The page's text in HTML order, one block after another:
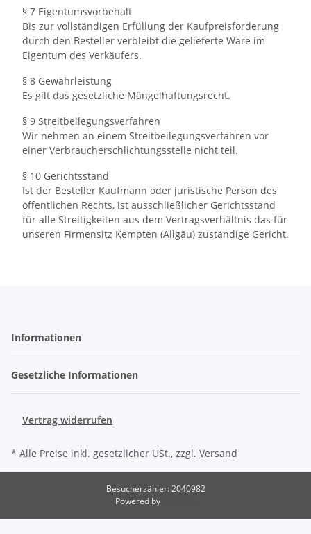
§ 7 Eigentumsvorbehalt
Bis zur vollständigen Erfüllung der Kaufpreisforderung
durch den Besteller verbleibt die gelieferte Ware im
Eigentum des Verkäufers.
§ 8 Gewährleistung
Es gilt das gesetzliche Mängelhaftungsrecht.
§ 9 Streitbeilegungsverfahren
Wir nehmen an einem Streitbeilegungsverfahren vor
einer Verbraucherschlichtungsstelle nicht teil.
§ 10 Gerichtsstand
Ist der Besteller Kaufmann oder juristische Person des
öffentlichen Rechts, ist ausschließlicher Gerichtsstand
für alle Streitigkeiten aus dem Vertragsverhältnis das für
unseren Firmensitz Kempten (Allgäu) zuständige Gericht.
Informationen
Gesetzliche Informationen
Vertrag widerrufen
* Alle Preise inkl. gesetzlicher USt., zzgl. Versand
Besucherzähler: 2040982
Powered by